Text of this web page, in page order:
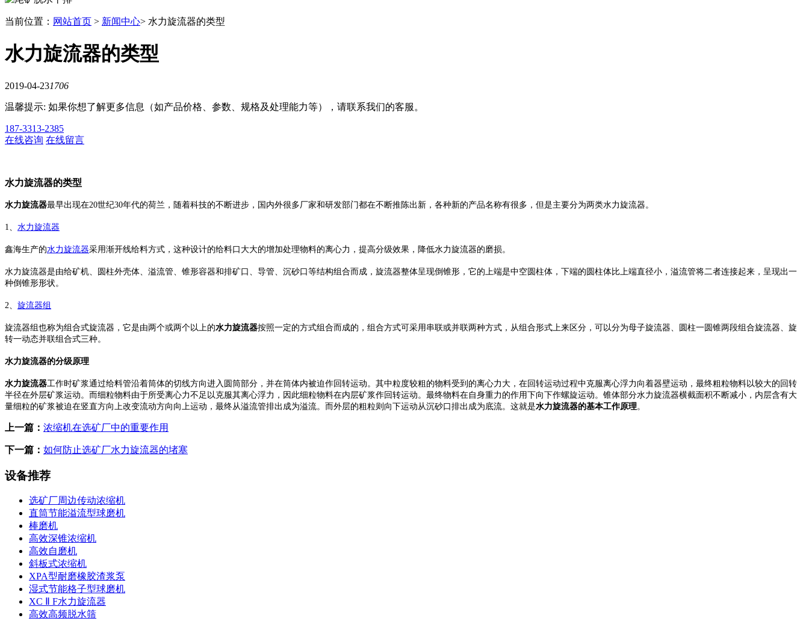
当前位置： 网站首页 > 新闻中心> 水力旋流器的类型
水力旋流器的类型
2019-04-231706
温馨提示: 如果你想了解更多信息（如产品价格、参数、规格及处理能力等），请联系我们的客服。
187-3313-2385
在线咨询 在线留言
水力旋流器的类型
水力旋流器最早出现在20世纪30年代的荷兰，随着科技的不断进步，国内外很多厂家和研发部门都在不断推陈出新，各种新的产品名称有很多，但是主要分为两类水力旋流器。
1、 水力旋流器
鑫海生产的水力旋流器采用渐开线给料方式，这种设计的给料口大大的增加处理物料的离心力，提高分级效果，降低水力旋流器的磨损。
水力旋流器是由给矿机、圆柱外壳体、溢流管、锥形容器和排矿口、导管、沉砂口等结构组合而成，旋流器整体呈现倒锥形，它的上端是中空圆柱体，下端的圆柱体比上端直径小，溢流管将二者连接起来，呈现出一
种倒锥形形状。
2、 旋流器组
旋流器组也称为组合式旋流器，它是由两个或两个以上的水力旋流器按照一定的方式组合而成的，组合方式可采用串联或并联两种方式，从组合形式上来区分，可以分为母子旋流器、圆柱一圆锥两段组合旋流器、旋
转一动态并联组合式三种。
水力旋流器的分级原理
水力旋流器工作时矿浆通过给料管沿着筒体的切线方向进入圆筒部分，并在筒体内被迫作回转运动。其中粒度较粗的物料受到的离心力大，在回转运动过程中克服离心浮力向着器壁运动，最终粗粒物料以较大的回转
半径在外层矿浆运动。而细粒物料由于所受离心力不足以克服其离心浮力，因此细粒物料在内层矿浆作回转运动。最终物料在自身重力的作用下向下作螺旋运动。锥体部分水力旋流器横截面积不断减小，内层含有大
量细粒的矿浆被迫在竖直方向上改变流动方向向上运动，最终从溢流管排出成为溢流。而外层的粗粒则向下运动从沉砂口排出成为底流。这就是水力旋流器的基本工作原理。
上一篇： 浓缩机在选矿厂中的重要作用
下一篇： 如何防止选矿厂水力旋流器的堵塞
设备推荐
选矿厂周边传动浓缩机
直筒节能溢流型球磨机
棒磨机
高效深锥浓缩机
高效自磨机
斜板式浓缩机
XPA型耐磨橡胶渣浆泵
湿式节能格子型球磨机
XC Ⅱ F水力旋流器
高效高频脱水筛